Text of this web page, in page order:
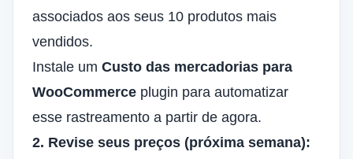
associados aos seus 10 produtos mais
vendidos.
Instale um Custo das mercadorias para
WooCommerce plugin para automatizar
esse rastreamento a partir de agora.
2. Revise seus preços (próxima semana):